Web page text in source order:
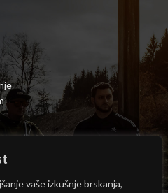
vaše izkušnje brskanja,